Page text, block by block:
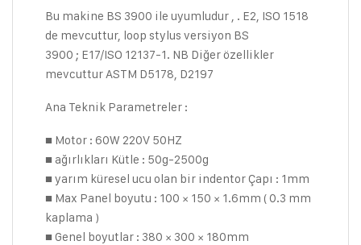
Bu makine BS 3900 ile uyumludur , . E2, ISO 1518
de mevcuttur, loop stylus versiyon BS
3900 ; E17/ISO 12137-1. NB Diğer özellikler
mevcuttur ASTM D5178, D2197
Ana Teknik Parametreler :
■ Motor : 60W 220V 50HZ
■ ağırlıkları Kütle : 50g-2500g
■ yarım küresel ucu olan bir indentor Çapı : 1mm
■ Max Panel boyutu : 100 × 150 × 1.6mm ( 0.3 mm
kaplama )
■ Genel boyutlar : 380 × 300 × 180mm